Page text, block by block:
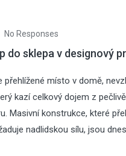
No Responses
do sklepa v designový
přehlížené místo v domě,
kazí celkový dojem z pečlivě
Masivní konstrukce, které
nadlidskou sílu, jsou dnes